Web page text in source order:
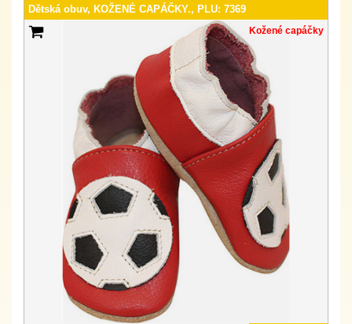
Dětská obuv, KOŽENÉ CAPÁČKY., PLU: 7369
Kožené capáčky